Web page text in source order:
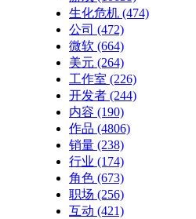
生化危机 (474)
公司 (472)
微软 (664)
美元 (264)
工作室 (226)
开发者 (244)
内容 (190)
作品 (4806)
销量 (238)
行业 (174)
角色 (673)
职场 (256)
互动 (421)